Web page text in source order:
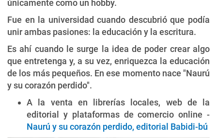
únicamente como un hobby.
Fue en la universidad cuando descubrió que podía
unir ambas pasiones: la educación y la escritura.
Es ahí cuando le surge la idea de poder crear algo
que entretenga y, a su vez, enriquezca la educación
de los más pequeños. En ese momento nace "Naurú
y su corazón perdido".
A la venta en librerías locales, web de la
editorial y plataformas de comercio online -
Naurú y su corazón perdido, editorial Babidi-bú